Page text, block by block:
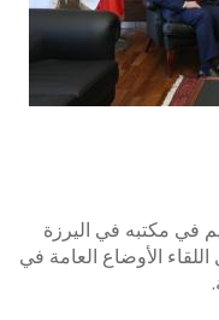
في مكتبه في اليرزة
الأوضاع العامة في